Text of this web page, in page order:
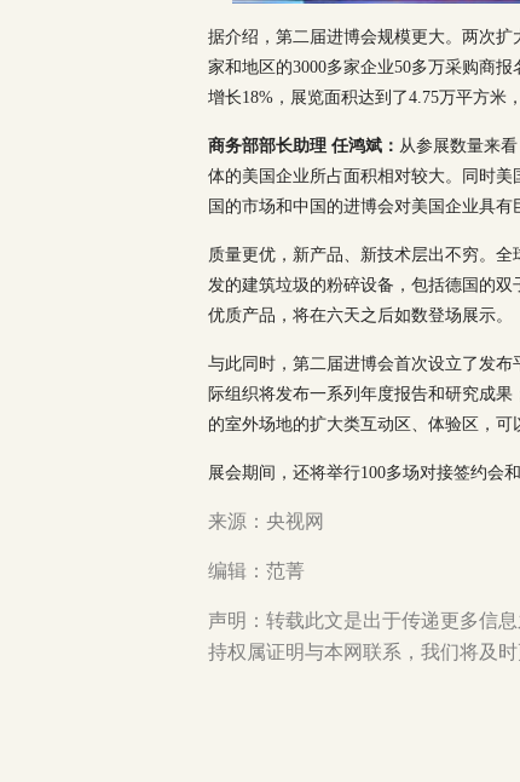
据介绍，第二届进博会规模更大。两次扩
家和地区的3000多家企业50多万采购商
增长18%，展览面积达到了4.75万平方米
商务部部长助理 任鸿斌： 从参展数量来
体的美国企业所占面积相对较大。同时
国的市场和中国的进博会对美国企业具有
质量更优，新产品、新技术层出不穷。
发的建筑垃圾的粉碎设备，包括德国的
优质产品，将在六天之后如数登场展示。
与此同时，第二届进博会首次设立了发
际组织将发布一系列年度报告和研究成
的室外场地的扩大类互动区、体验区，可
展会期间，还将举行100多场对接签约会
来源：央视网
编辑：范菁
声明：转载此文是出于传递更多信
持权属证明与本网联系，我们将及时